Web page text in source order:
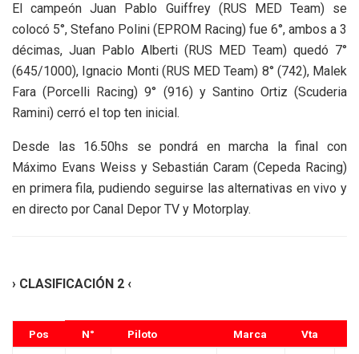
El campeón Juan Pablo Guiffrey (RUS MED Team) se
colocó 5°, Stefano Polini (EPROM Racing) fue 6°, ambos a 3
décimas, Juan Pablo Alberti (RUS MED Team) quedó 7°
(645/1000), Ignacio Monti (RUS MED Team) 8° (742), Malek
Fara (Porcelli Racing) 9° (916) y Santino Ortiz (Scuderia
Ramini) cerró el top ten inicial.
Desde las 16.50hs se pondrá en marcha la final con
Máximo Evans Weiss y Sebastián Caram (Cepeda Racing)
en primera fila, pudiendo seguirse las alternativas en vivo y
en directo por Canal Depor TV y Motorplay.
› CLASIFICACIÓN 2 ‹
Pos N° Piloto Marca Vta